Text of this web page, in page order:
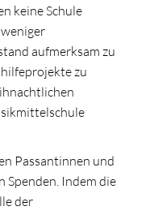
keine Schule
aufmerksam zu
zu
Passantinnen und
Spenden. Indem die
der